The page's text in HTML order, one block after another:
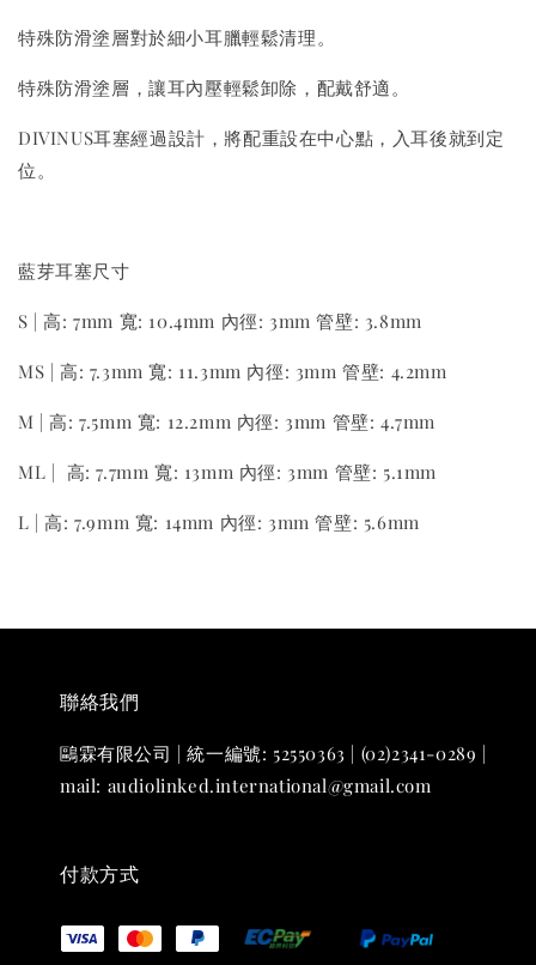
特殊防滑塗層對於細小耳臘輕鬆清理。
特殊防滑塗層，讓耳內壓輕鬆卸除，配戴舒適。
DIVINUS耳塞經過設計，將配重設在中心點，入耳後就到定
位。
藍芽耳塞尺寸
S | 高: 7mm 寬: 10.4mm 內徑: 3mm 管壁: 3.8mm
MS | 高: 7.3mm 寬: 11.3mm 內徑: 3mm 管壁: 4.2mm
M | 高: 7.5mm 寬: 12.2mm 內徑: 3mm 管壁: 4.7mm
ML | 高: 7.7mm 寬: 13mm 內徑: 3mm 管壁: 5.1mm
L | 高: 7.9mm 寬: 14mm 內徑: 3mm 管壁: 5.6mm
聯絡我們
鷗霖有限公司 | 統一編號: 52550363 | (02)2341-0289 |
mail: audiolinked.international@gmail.com
付款方式